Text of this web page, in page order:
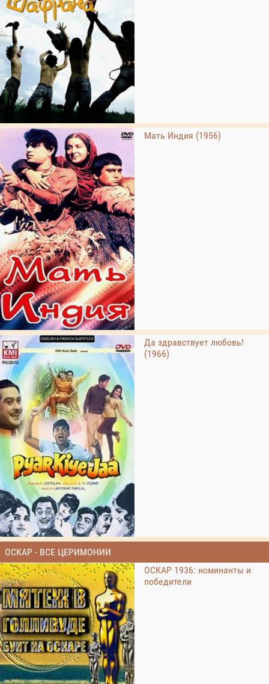
Мать Индия (1956)
Да здравствует любовь!
(1966)
ОСКАР - ВСЕ ЦЕРИМОНИИ
ОСКАР 1936: номинанты и
победители